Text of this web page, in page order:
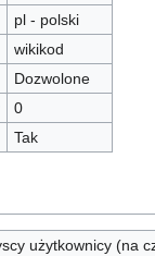
pl - polski
wikikod
Dozwolone
0
Tak
użytkownicy (na